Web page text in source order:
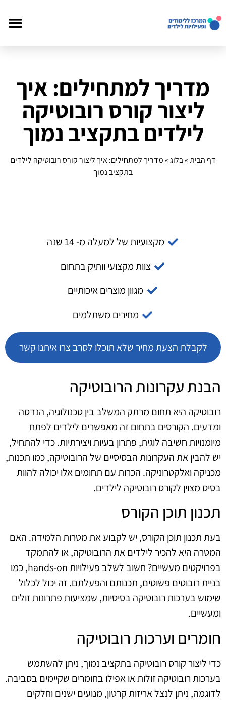
מדריך למתחילים: איך
ליצור קורס רובוטיקה
לילדים בתקציב נמוך
דף הבית»בלוג»מדריך למתחילים: איך ליצור קורס רובוטיקה לילדים
בתקציב נמוך
מקצועיות של למעלה מ- 14 שנה
צוות מקצועי וותיק בתחום
מגוון מוצרים איכותיים
מחירים משתלמים
לקבלת הצעת מחיר שלא תוכלו לסרב צרו איתנו קשר
הבנת עקרונות הרובוטיקה
רובוטיקה היא תחום מרתק המשלב בין טכנולוגיה, הנדסה
ומדעים. הקורסים בתחום זה מאפשרים לילדים לפתח
מיומנויות חשיבה לוגית, פתרון בעיות ויצירתיות. כדי להתחיל,
יש להבין את העקרונות הבסיסיים של הרובוטיקה, כמו תכנות,
מכניקה ואלקטרוניקה. הכרות עם תחומים אלו יכולה להוות
בסיס מצוין לקורס רובוטיקה לילדים.
תכנון תוכן הקורס
בעת תכנון תוכן הקורס, יש לקבוע את מטרות הלמידה. האם
המטרה היא להכיר לילדים את הרובוטיקה, או להתמקד
בפרויקטים מעשיים? חשוב לשלב פעילויות hands-on, כמו
בניית רובוטים פשוטים, תכנותם והפעלתם. זה יכול לכלול
שימוש בערכות רובוטיקה בסיסיות, שמציעות פתרונות זולים
ומעשיים.
חומרים וערכות רובוטיקה
כדי ליצור קורס רובוטיקה בתקציב נמוך, ניתן להשתמש
בערכות רובוטיקה זולות או אפילו בחומרים שקיימים בסביבה.
לדוגמה, ניתן לנצל אריזות קרטון, מנועים ישנים וחלקים